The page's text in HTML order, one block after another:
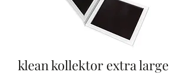
klean kollektor extra large